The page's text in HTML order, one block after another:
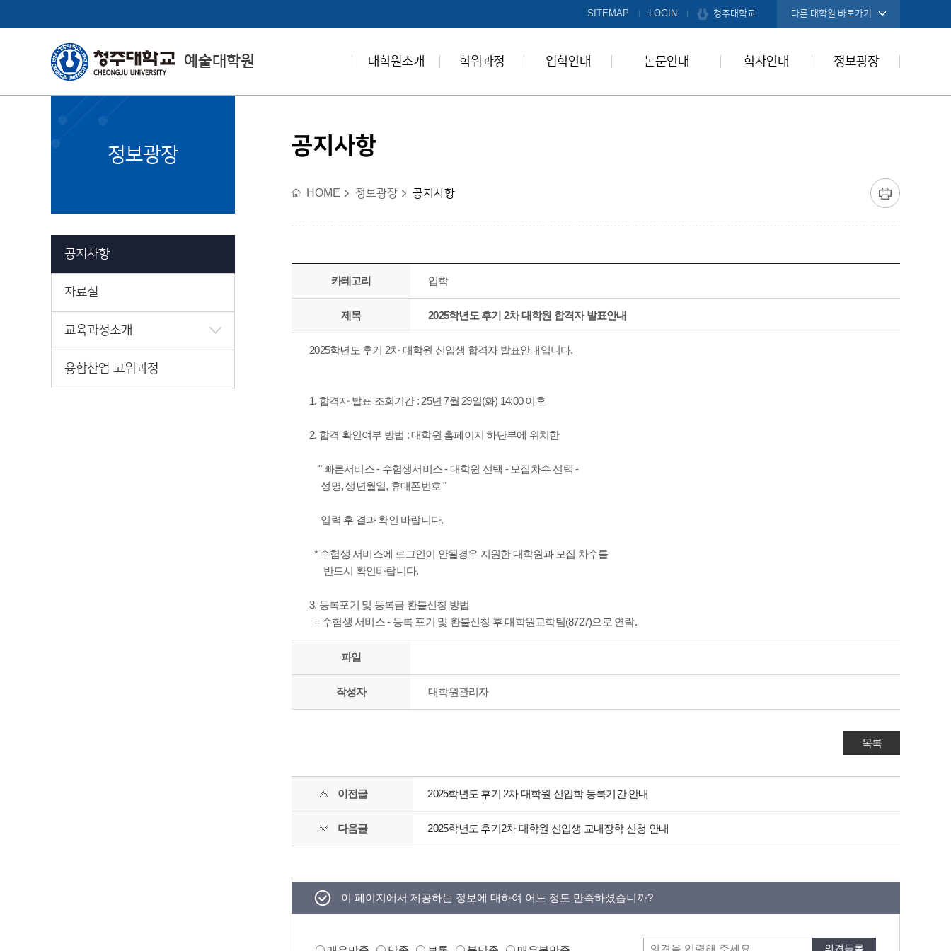
예술대학원
SITEMAP LOGIN 청주대학교 다른 대학원 바로가기
CheongJu
대학원소개 학위과정 입학안내 논문안내 학사안내 정보광장
정보광장
공지사항
자료실
교육과정소개
융합산업 고위과정
공지사항
HOME 정보광장 공지사항
카테고리 입학
제목 2025학년도 후기 2차 대학원 합격자 발표안내
2025학년도 후기 2차 대학원 신입생 합격자 발표안내입니다.
1. 합격자 발표 조회기간 : 25년 7월 29일(화) 14:00 이후
2. 합격 확인여부 방법 : 대학원 홈페이지 하단부에 위치한
" 빠른서비스 - 수험생서비스 - 대학원 선택 - 모집차수 선택 -
성명, 생년월일, 휴대폰번호 "
입력 후 결과 확인 바랍니다.
* 수험생 서비스에 로그인이 안될경우 지원한 대학원과 모집 차수를
반드시 확인바랍니다.
3. 등록포기 및 등록금 환불신청 방법
= 수험생 서비스 - 등록 포기 및 환불신청 후 대학원교학팀(8727)으로 연락.
파일
작성자 대학원관리자
목록
이전글 2025학년도 후기 2차 대학원 신입학 등록기간 안내
다음글 2025학년도 후기2차 대학원 신입생 교내장학 신청 안내
이 페이지에서 제공하는 정보에 대하여 어느 정도 만족하셨습니까?